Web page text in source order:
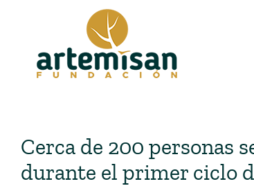
contenido
Cerca de 200 personas
durante el primer ciclo